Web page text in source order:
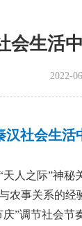
会生活
2022-
汉社会生活
人之际”神
农事关系的
”调节社会节